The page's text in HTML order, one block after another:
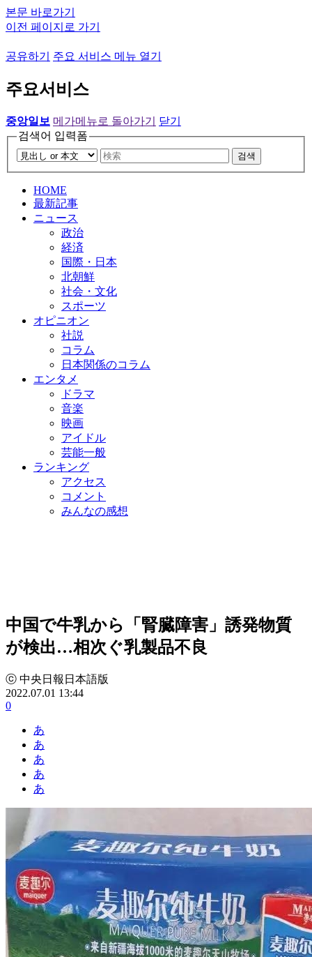
본문 바로가기
이전 페이지로 가기
공유하기 주요 서비스 메뉴 열기
주요서비스
중앙일보 메가메뉴로 돌아가기
닫기
검색어 입력폼
검색
HOME
最新記事
ニュース
政治
経済
国際・日本
北朝鮮
社会・文化
スポーツ
オピニオン
社説
コラム
日本関係のコラム
エンタメ
ドラマ
音楽
映画
アイドル
芸能一般
ランキング
アクセス
コメント
みんなの感想
中国で牛乳から「腎臓障害」誘発物質
が検出…相次ぐ乳製品不良
ⓒ 中央日報日本語版
2022.07.01 13:44
0
あ
あ
あ
あ
あ